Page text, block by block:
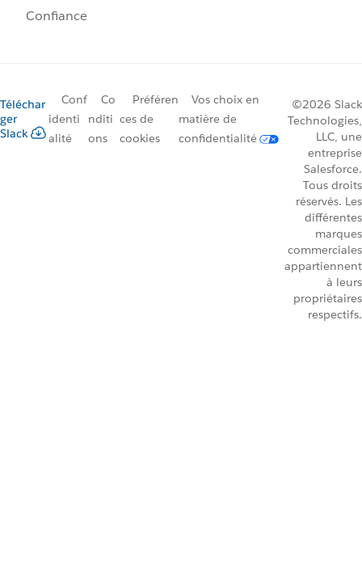
Confiance
Téléchar
ger
Slack
Conf
identi
alité
Co
nditi
ons
Préféren
ces de
cookies
Vos choix en
matière de
confidentialité
©2026 Slack
Technologies,
LLC, une
entreprise
Salesforce.
Tous droits
réservés. Les
différentes
marques
commerciales
appartiennent
à leurs
propriétaires
respectifs.